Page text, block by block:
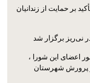
بر حمایت از زندانیان
نی‌ریز برگزار شد
اعضای این شورا ،
و پرورش شهرستان